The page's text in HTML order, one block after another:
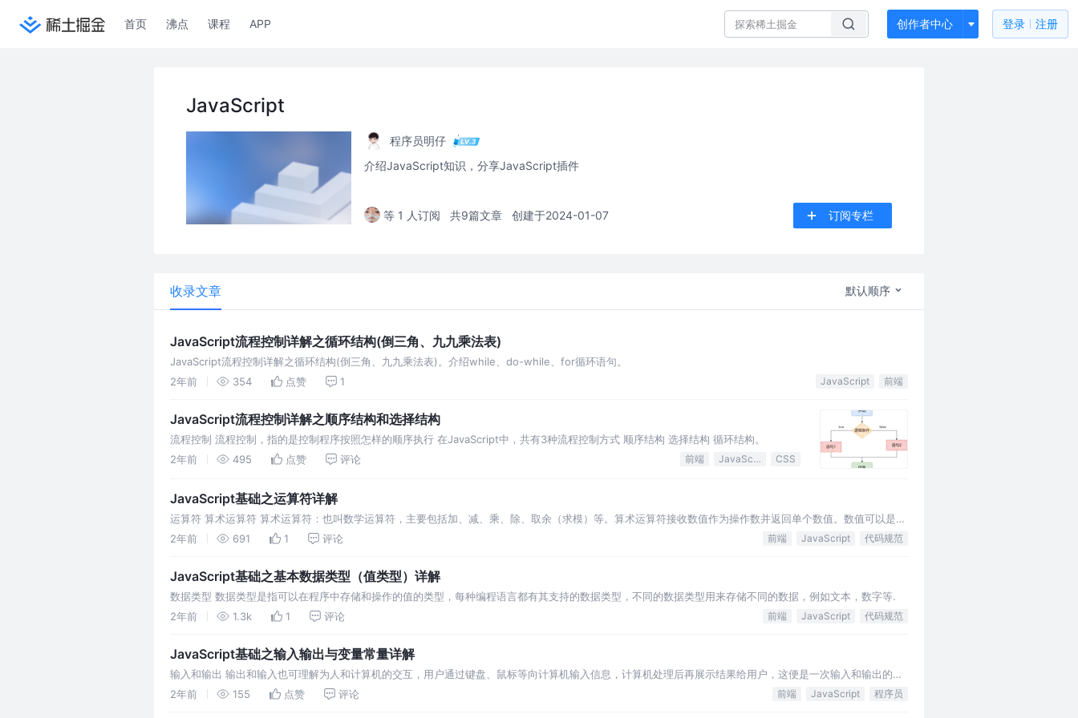
首页 沸点 课程 APP 创作者中心 登录 注册
JavaScript
程序员明仔
介绍JavaScript知识，分享JavaScript插件
等 1 人订阅 共9篇文章 创建于2024-01-07 订阅专栏
收录文章 默认顺序
JavaScript流程控制详解之循环结构(倒三角、九九乘法表)
JavaScript流程控制详解之循环结构(倒三角、九九乘法表)。介绍while、do-while、for循环语句。
2年前
354 点赞 1 JavaScript 前端
JavaScript流程控制详解之顺序结构和选择结构
流程控制 流程控制，指的是控制程序按照怎样的顺序执行 在JavaScript中，共有3种流程控制方式 顺序结构 选择结构 循环结构。
2年前
495 点赞 评论 前端 JavaScript CSS
JavaScript基础之运算符详解
运算符 算术运算符 算术运算符：也叫数学运算符，主要包括加、减、乘、除、取余（求模）等。算术运算符接收数值作为操作数并返回单个数值。数值可以是文
字或变量。
2年前 691 1 评论 前端 JavaScript 代码规范
JavaScript基础之基本数据类型（值类型）详解
数据类型 数据类型是指可以在程序中存储和操作的值的类型，每种编程语言都有其支持的数据类型，不同的数据类型用来存储不同的数据，例如文本，数字等.
2年前
1.3k 1 评论 前端 JavaScript 代码规范
JavaScript基础之输入输出与变量常量详解
输入和输出 输出和输入也可理解为人和计算机的交互，用户通过键盘、鼠标等向计算机输入信息，计算机处理后再展示结果给用户，这便是一次输入和输出的过
程。
2年前 155 点赞 评论 前端 JavaScript 程序员